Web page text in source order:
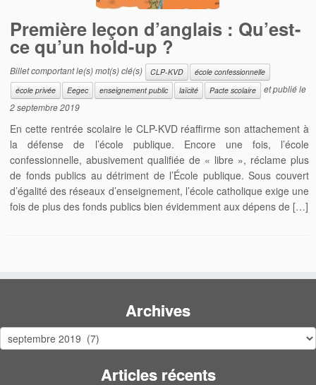
Première leçon d’anglais : Qu’est-
ce qu’un hold-up ?
Billet comportant le(s) mot(s) clé(s) CLP-KVD
école confessionnelle
école privée
Eegec enseignement public laïcité Pacte scolaire
et publié le
2 septembre 2019
En cette rentrée scolaire le CLP-KVD réaffirme son attachement à
la défense de l’école publique. Encore une fois, l’école
confessionnelle, abusivement qualifiée de « libre », réclame plus
de fonds publics au détriment de l’École publique. Sous couvert
d’égalité des réseaux d’enseignement, l’école catholique exige une
fois de plus des fonds publics bien évidemment aux dépens de […]
Archives
Archives
Articles récents